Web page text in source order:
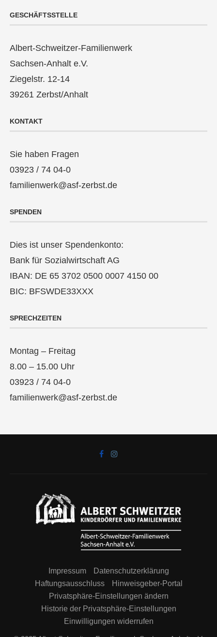
GESCHÄFTSSTELLE
Albert-Schweitzer-Familienwerk
Sachsen-Anhalt e.V.
Ziegelstr. 12-14
39261 Zerbst/Anhalt
KONTAKT
Sie haben Fragen
03923 / 74 04-0
familienwerk@asf-zerbst.de
SPENDEN
Dies ist unser Spendenkonto:
Bank für Sozialwirtschaft AG
IBAN: DE 65 3702 0500 0007 4150 00
BIC: BFSWDE33XXX
SPRECHZEITEN
Montag – Freitag
8.00 – 15.00 Uhr
03923 / 74 04-0
familienwerk@asf-zerbst.de
Impressum
Datenschutzerklärung
Haftungsausschluss
Hinweisgeber-Portal
Privatsphäre-Einstellungen ändern
Historie der Privatsphäre-Einstellungen
Einwilligungen widerrufen